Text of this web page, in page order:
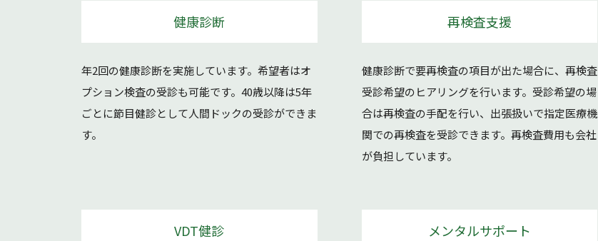
健康診断
年2回の健康診断を実施しています。希望者はオ
プション検査の受診も可能です。40歳以降は5年
ごとに節目健診として人間ドックの受診ができま
す。
再検査支援
健康診断で要再検査の項目が出た場合に、再検査
受診希望のヒアリングを行います。受診希望の場
合は再検査の手配を行い、出張扱いで指定医療機
関での再検査を受診できます。再検査費用も会社
が負担しています。
VDT健診 メンタルサポート